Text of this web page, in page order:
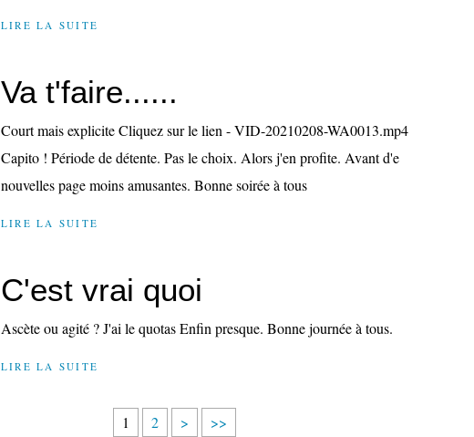
LIRE LA SUITE
Va t'faire......
Court mais explicite Cliquez sur le lien - VID-20210208-WA0013.mp4
Capito ! Période de détente. Pas le choix. Alors j'en profite. Avant d'e
nouvelles page moins amusantes. Bonne soirée à tous
LIRE LA SUITE
C'est vrai quoi
Ascète ou agité ? J'ai le quotas Enfin presque. Bonne journée à tous.
LIRE LA SUITE
1 2 > >>